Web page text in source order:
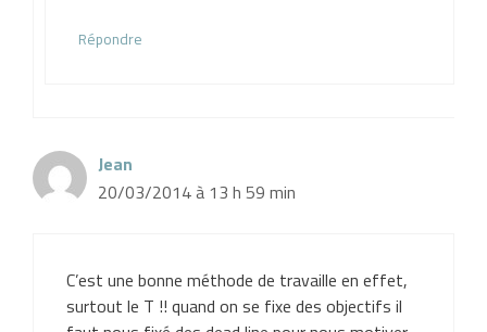
Répondre
Jean
20/03/2014 à 13 h 59 min
C’est une bonne méthode de travaille en effet,
surtout le T !! quand on se fixe des objectifs il